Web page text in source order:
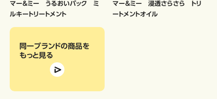
マー＆ミー うるおいパック ミ
ルキートリートメント
マー＆ミー 浸透さらさら トリ
ートメントオイル
同一ブランドの商品を
もっと見る